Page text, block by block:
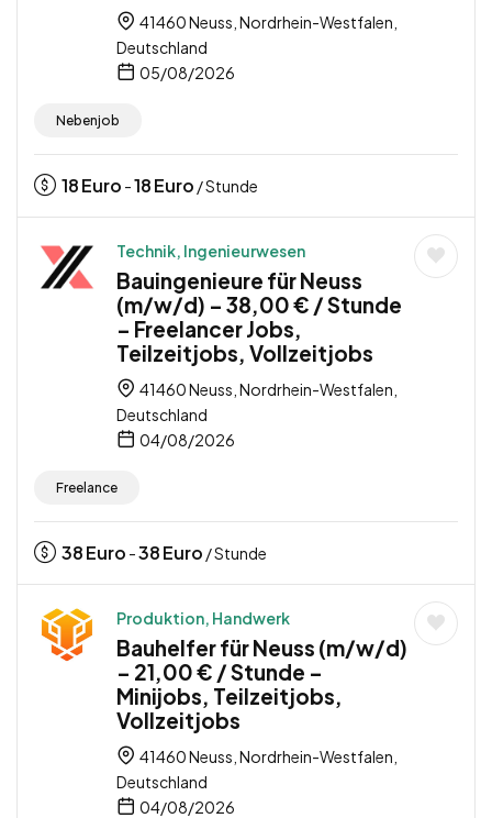
41460 Neuss, Nordrhein-Westfalen,
Deutschland
05/08/2026
Nebenjob
18Euro -18Euro / Stunde
Technik, Ingenieurwesen
Bauingenieure für Neuss
(m/w/d) – 38,00 € / Stunde
– Freelancer Jobs,
Teilzeitjobs, Vollzeitjobs
41460 Neuss, Nordrhein-Westfalen,
Deutschland
04/08/2026
Freelance
38Euro -38Euro / Stunde
Produktion, Handwerk
Bauhelfer für Neuss (m/w/d)
– 21,00 € / Stunde –
Minijobs, Teilzeitjobs,
Vollzeitjobs
41460 Neuss, Nordrhein-Westfalen,
Deutschland
04/08/2026